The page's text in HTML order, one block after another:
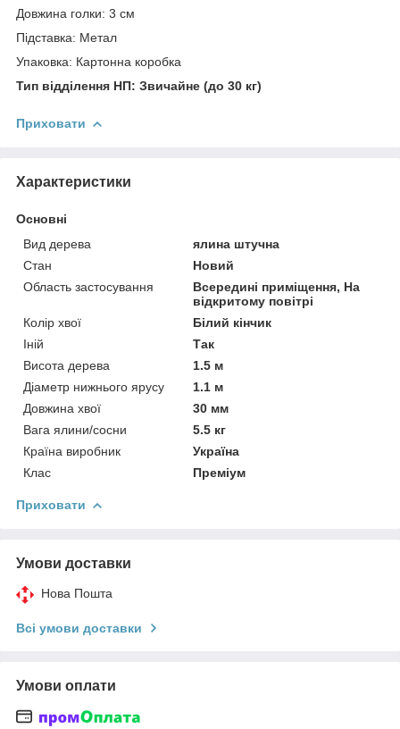
Довжина голки: 3 см
Підставка: Метал
Упаковка: Картонна коробка
Тип відділення НП: Звичайне (до 30 кг)
Приховати
Характеристики
Основні
Вид дерева
ялина штучна
Стан
Новий
Область застосування
Всередині приміщення, На
відкритому повітрі
Колір хвої
Білий кінчик
Іній
Так
Висота дерева
1.5 м
Діаметр нижнього ярусу
1.1 м
Довжина хвої
30 мм
Вага ялини/сосни
5.5 кг
Країна виробник
Україна
Клас
Преміум
Приховати
Умови доставки
Нова Пошта
Всі умови доставки
Умови оплати